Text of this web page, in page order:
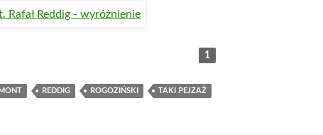
1
REDDIG ROGOZIŃSKI TAKI PEJZAŻ